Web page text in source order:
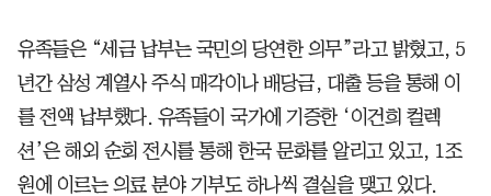
유족들은 “세금 납부는 국민의 당연한 의무”라고 밝혔고, 5
년간 삼성 계열사 주식 매각이나 배당금, 대출 등을 통해 이
를 전액 납부했다. 유족들이 국가에 기증한 ‘이건희 컬렉
션’은 해외 순회 전시를 통해 한국 문화를 알리고 있고, 1조
원에 이르는 의료 분야 기부도 하나씩 결실을 맺고 있다.